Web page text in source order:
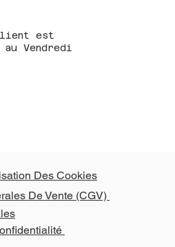
est
Vendredi
Des Cookies
De Vente (CGV)